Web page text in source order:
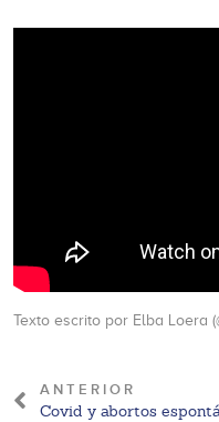
Texto escrito por Elba Loera
ANTERIOR